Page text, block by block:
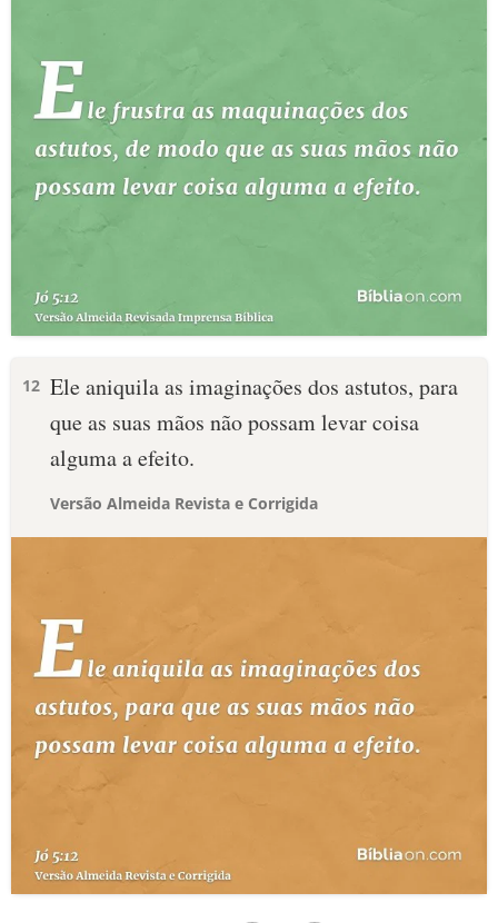
12 Ele aniquila as imaginações dos astutos, para
que as suas mãos não possam levar coisa
alguma a efeito.
Versão Almeida Revista e Corrigida